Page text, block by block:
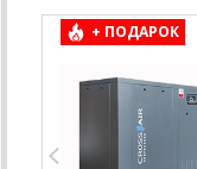
+ ПОДАРОК